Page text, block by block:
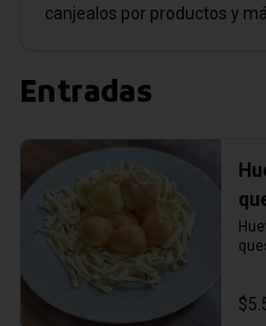
canjealos por productos y
Entradas